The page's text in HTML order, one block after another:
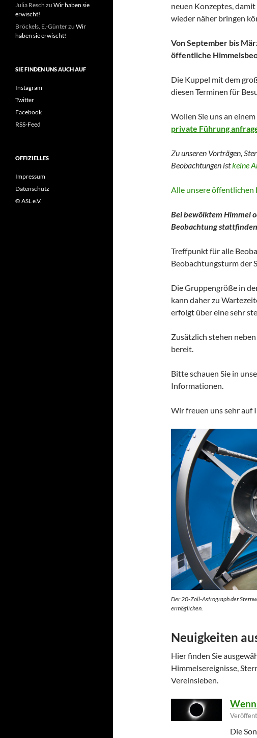
neuen Konzeptes,
wieder näher bringen
Von September bis
öffentliche
Die Kuppel mit dem
diesen Terminen für
Wollen Sie uns an
private Führung
Zu unseren Vorträgen,
Beobachtungen istkeine
Alle unsere öffentlichen
Bei bewölktem Himmel
Beobachtung
Treffpunkt für alle
Beobachtungsturm der
Die Gruppengröße in
kann daher zu
erfolgt über eine sehr
Zusätzlich stehen
bereit.
Bitte schauen Sie in
Informationen.
Wir freuen uns sehr auf
Der 20-Zoll-Astrograph der
ermöglichen.
Neuigkeiten
Hier finden Sie
Himmelsereignisse,
Vereinsleben.
Die
Julia Resch zu Wir haben sie
erwischt!
Bröckels, E.-Günterzu Wir
haben sie erwischt!
SIE FINDEN UNS AUCH AUF
Instagram
Twitter
Facebook
RSS-Feed
OFFIZIELLES
Impressum
Datenschutz
© ASL e.V.